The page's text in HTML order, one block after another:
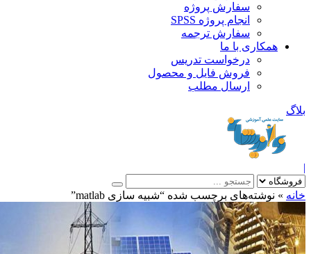
سفارش پروژه
انجام پروژه SPSS
سفارش ترجمه
همکاری با ما
درخواست تدریس
فروش فایل و محصول
ارسال مطلب
»نوشته‌های برچسب شده “شبیه سازی matlab”